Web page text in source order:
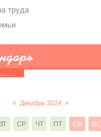
труда
« Декабрь 2024 »
ВТ СР ЧТ ПТ СБ ВС